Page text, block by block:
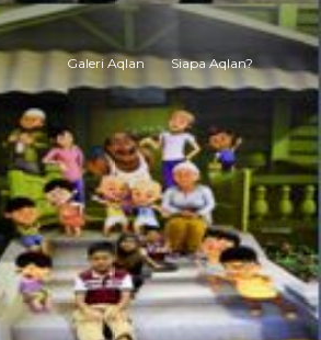
Galeri Aqlan Siapa Aqlan?